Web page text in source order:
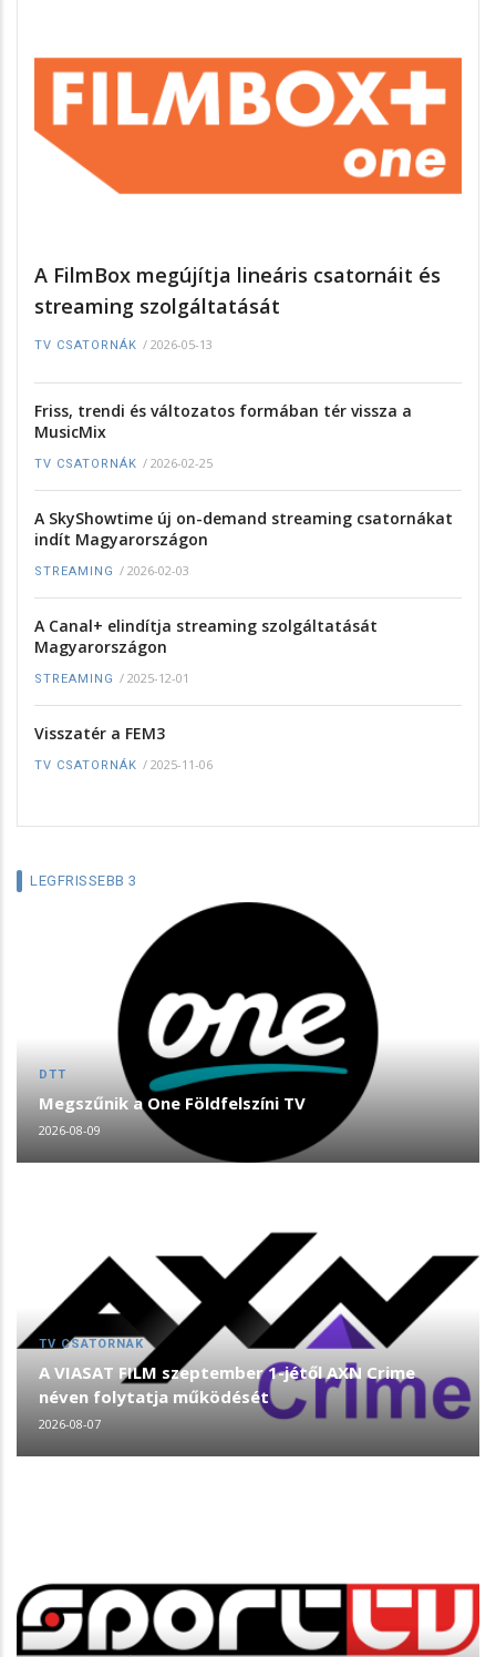
A FilmBox megújítja lineáris csatornáit és
streaming szolgáltatását
TV CSATORNÁK / 2026-05-13
Friss, trendi és változatos formában tér vissza a
MusicMix
TV CSATORNÁK / 2026-02-25
A SkyShowtime új on-demand streaming csatornákat
indít Magyarországon
STREAMING / 2026-02-03
A Canal+ elindítja streaming szolgáltatását
Magyarországon
STREAMING / 2025-12-01
Visszatér a FEM3
TV CSATORNÁK / 2025-11-06
LEGFRISSEBB 3
DTT
Megszűnik a One Földfelszíni TV
2026-08-09
TV CSATORNÁK
A VIASAT FILM szeptember 1-jétől AXN Crime
néven folytatja működését
2026-08-07